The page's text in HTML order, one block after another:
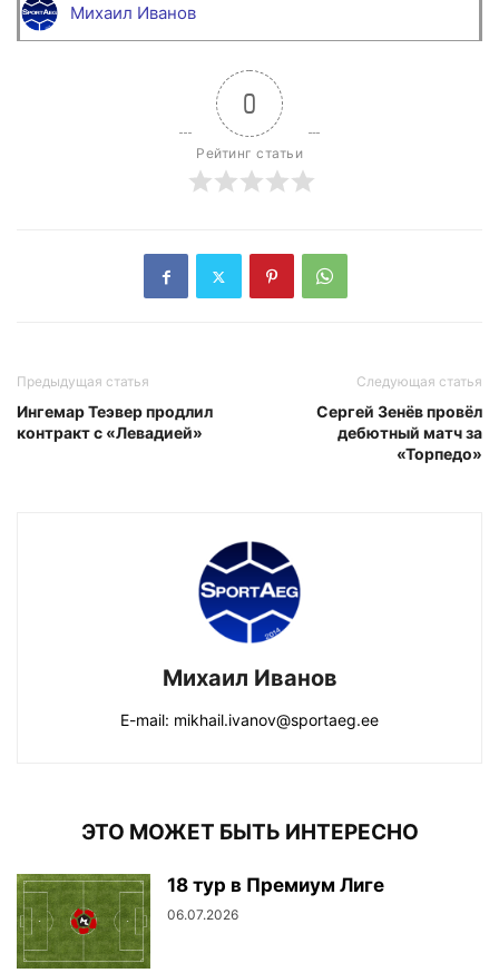
Михаил Иванов
0
Рейтинг статьи
Предыдущая статья
Ингемар Теэвер продлил
контракт с «Левадией»
Следующая статья
Сергей Зенёв провёл
дебютный матч за
«Торпедо»
Михаил Иванов
E-mail: mikhail.ivanov@sportaeg.ee
ЭТО МОЖЕТ БЫТЬ ИНТЕРЕСНО
18 тур в Премиум Лиге
06.07.2026